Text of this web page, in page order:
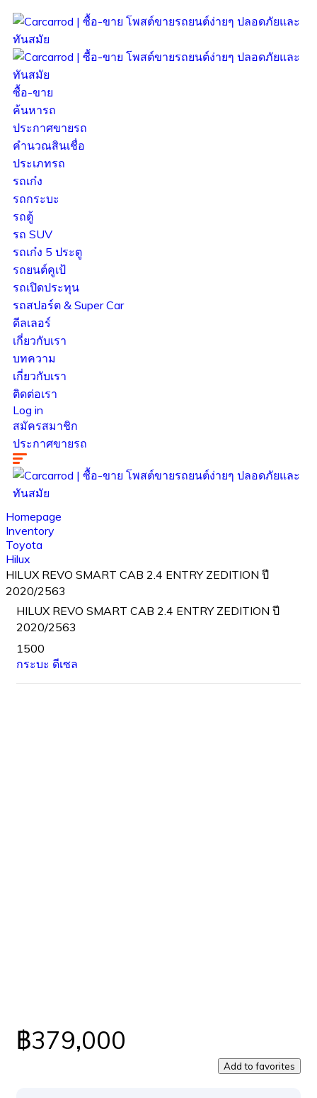
ซื้อ-ขาย
ค้นหารถ
ประกาศขายรถ
คำนวณสินเชื่อ
ประเภทรถ
รถเก๋ง
รถกระบะ
รถตู้
รถ SUV
รถเก๋ง 5 ประตู
รถยนต์คูเป้
รถเปิดประทุน
รถสปอร์ต & Super Car
ดีลเลอร์
เกี่ยวกับเรา
บทความ
เกี่ยวกับเรา
ติดต่อเรา
Log in
สมัครสมาชิก
ประกาศขายรถ
Homepage
Inventory
Toyota
Hilux
HILUX REVO SMART CAB 2.4 ENTRY ZEDITION ปี
2020/2563
HILUX REVO SMART CAB 2.4 ENTRY ZEDITION ปี
2020/2563
1500
กระบะ ดีเซล
฿379,000
Add to favorites